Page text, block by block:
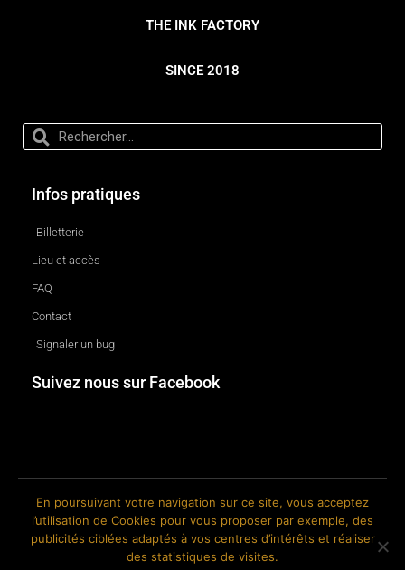
THE INK FACTORY
SINCE 2018
Infos pratiques
Billetterie
Lieu et accès
FAQ
Contact
Signaler un bug
Suivez nous sur Facebook
© 2018-2026 The Ink Factory. Site web réalisé par Roland CAUVIN.
En poursuivant votre navigation sur ce site, vous acceptez
l’utilisation de Cookies pour vous proposer par exemple, des
publicités ciblées adaptés à vos centres d’intérêts et réaliser
des statistiques de visites.